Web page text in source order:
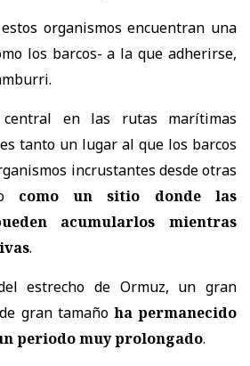
organismos encuentran una
los barcos- a la que adherirse,
en las rutas marítimas
tanto un lugar al que los barcos
incrustantes desde otras
como un sitio donde las
acumularlos mientras
.
estrecho de Ormuz, un gran
gran tamaño ha permanecido
periodo muy prolongado.